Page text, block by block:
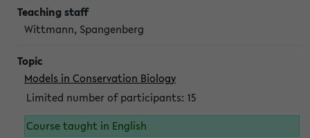
Wittmann, Spangenberg
Models in Conservation Biology
Limited number of participants: 15
Course taught in English